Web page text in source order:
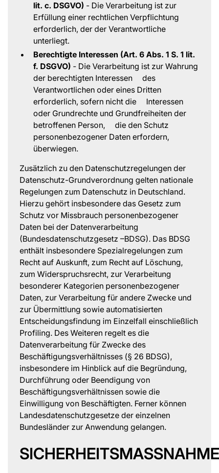
lit. c. DSGVO) - Die Verarbeitung ist zur
Erfüllung einer rechtlichen Verpflichtung
erforderlich, der der Verantwortliche
unterliegt.
Berechtigte Interessen (Art. 6 Abs. 1 S. 1 lit.
f. DSGVO) - Die Verarbeitung ist zur Wahrung
der berechtigten Interessen des
Verantwortlichen oder eines Dritten
erforderlich, sofern nicht die Interessen
oder Grundrechte und Grundfreiheiten der
betroffenen Person, die den Schutz
personenbezogener Daten erfordern,
überwiegen.
Zusätzlich zu den Datenschutzregelungen der
Datenschutz-Grundverordnung gelten nationale
Regelungen zum Datenschutz in Deutschland.
Hierzu gehört insbesondere das Gesetz zum
Schutz vor Missbrauch personenbezogener
Daten bei der Datenverarbeitung
(Bundesdatenschutzgesetz –BDSG). Das BDSG
enthält insbesondere Spezialregelungen zum
Recht auf Auskunft, zum Recht auf Löschung,
zum Widerspruchsrecht, zur Verarbeitung
besonderer Kategorien personenbezogener
Daten, zur Verarbeitung für andere Zwecke und
zur Übermittlung sowie automatisierten
Entscheidungsfindung im Einzelfall einschließlich
Profiling. Des Weiteren regelt es die
Datenverarbeitung für Zwecke des
Beschäftigungsverhältnisses (§ 26 BDSG),
insbesondere im Hinblick auf die Begründung,
Durchführung oder Beendigung von
Beschäftigungsverhältnissen sowie die
Einwilligung von Beschäftigten. Ferner können
Landesdatenschutzgesetze der einzelnen
Bundesländer zur Anwendung gelangen.
SICHERHEITSMASSNAHMEN